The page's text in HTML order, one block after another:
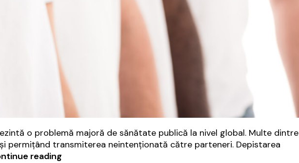
o problemă majoră de sănătate publică la nivel global. Multe dintre
permițând transmiterea neintenționată către parteneri. Depistarea
reading